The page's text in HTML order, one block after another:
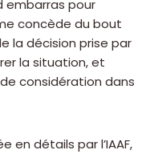
embarras pour
concède du bout
la décision prise par
la situation, et
considération dans
en détails par l’IAAF,